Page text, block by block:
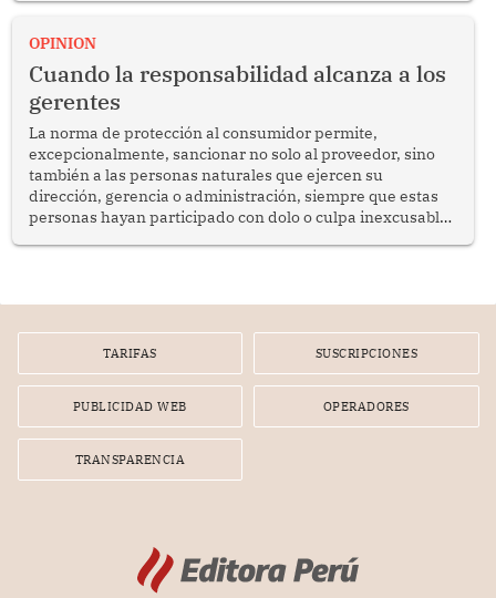
enfrenta desafíos en materia de desarrollo, cohesión
OPINION
Cuando la responsabilidad alcanza a los
gerentes
La norma de protección al consumidor permite,
excepcionalmente, sancionar no solo al proveedor, sino
también a las personas naturales que ejercen su
dirección, gerencia o administración, siempre que estas
personas hayan participado con dolo o culpa inexcusable
por la frustrada realización de un meet and greet con
TARIFAS SUSCRIPCIONES
PUBLICIDAD WEB OPERADORES
TRANSPARENCIA